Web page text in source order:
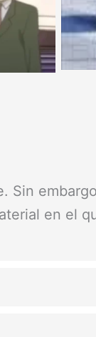
Sin
en el